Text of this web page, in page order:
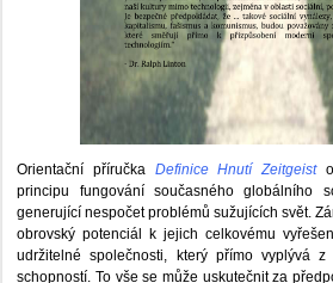
Orientační příručka Definice Hnutí Zeitgeist
principu fungování současného globálního
generující nespočet problémů sužujících svět.
obrovský potenciál k jejich celkovému
udržitelné společnosti, který přímo vyplývá z
schopností. To vše se může uskutečnit za